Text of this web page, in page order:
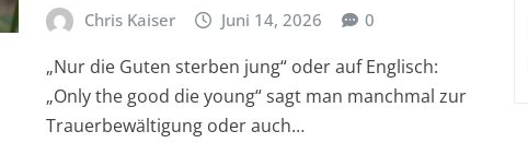
Chris Kaiser Juni 14, 2026 0
„Nur die Guten sterben jung“ oder auf Englisch:
„Only the good die young“ sagt man manchmal zur
Trauerbewältigung oder auch…